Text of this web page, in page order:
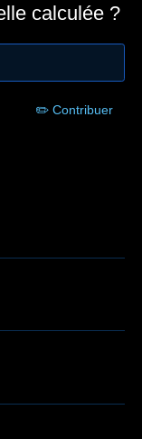
calculée ?
✏️ Contribuer